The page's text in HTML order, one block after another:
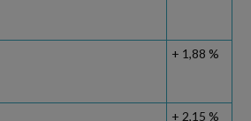
+ 1,88 %
+ 2,15 %